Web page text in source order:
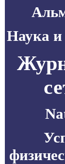
Наука и